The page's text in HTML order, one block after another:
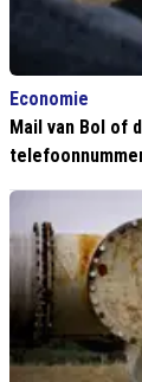
Economie
Mail van Bol of